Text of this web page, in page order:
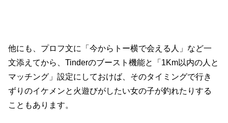
他にも、プロフ文に「今からトー横で会える人」など一
文添えてから、Tinderのブースト機能と「1Km以内の人と
マッチング」設定にしておけば、そのタイミングで行き
ずりのイケメンと火遊びがしたい女の子が釣れたりする
こともあります。